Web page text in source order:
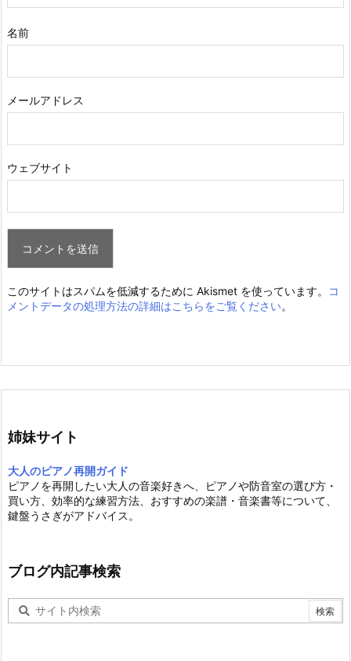
名前
メールアドレス
ウェブサイト
このサイトはスパムを低減するために Akismet を使っています。
コ
メントデータの処理方法の詳細はこちらをご覧ください。
姉妹サイト
大人のピアノ再開ガイド
ピアノを再開したい大人の音楽好きへ、ピアノや防音室の選び方・
買い方、効率的な練習方法、おすすめの楽譜・音楽書等について、
鍵盤うさぎがアドバイス。
ブログ内記事検索